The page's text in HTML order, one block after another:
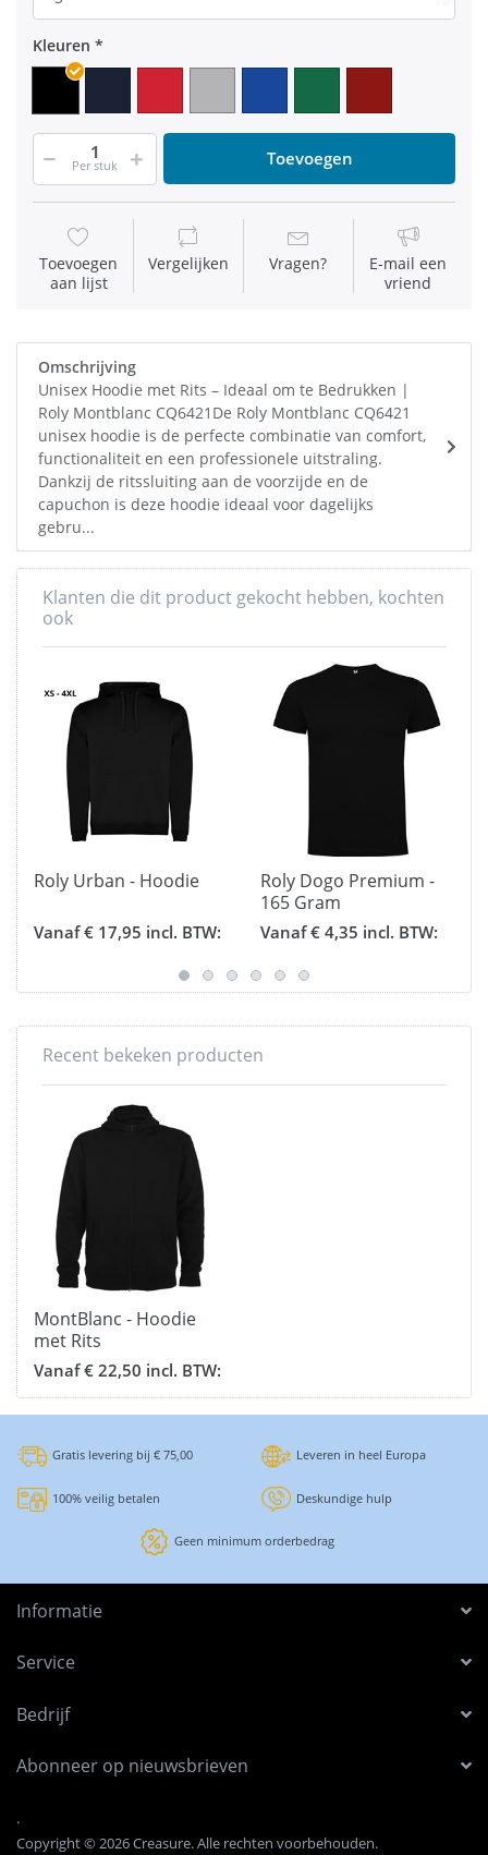
Kleuren
Per stuk Toevoegen
Toevoegen
aan lijst
Vergelijken Vragen?
E-mail een
vriend
Omschrijving
Unisex Hoodie met Rits – Ideaal om te Bedrukken |
Roly Montblanc CQ6421De Roly Montblanc CQ6421
unisex hoodie is de perfecte combinatie van comfort,
functionaliteit en een professionele uitstraling.
Dankzij de ritssluiting aan de voorzijde en de
capuchon is deze hoodie ideaal voor dagelijks
gebru...
Klanten die dit product gekocht hebben, kochten
ook
Roly Urban - Hoodie
Vanaf € 17,95 incl. BTW:
Roly Dogo Premium -
165 Gram
Vanaf € 4,35 incl. BTW:
Recent bekeken producten
MontBlanc - Hoodie
met Rits
Vanaf € 22,50 incl. BTW:
Gratis levering bij € 75,00 Leveren in heel Europa
100% veilig betalen Deskundige hulp
Geen minimum orderbedrag
Informatie
Service
Bedrijf
Abonneer op nieuwsbrieven
.
Copyright © 2026 Creasure. Alle rechten voorbehouden.